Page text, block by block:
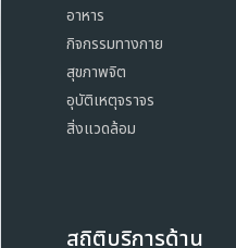
อาหาร
กิจกรรมทางกาย
สุขภาพจิต
อุบัติเหตุจราจร
สิ่งแวดล้อม
สถิติบริการด้าน